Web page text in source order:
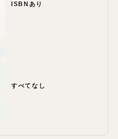
ISBNあり
すべてなし